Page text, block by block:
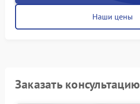
Наши цены
Заказать консультацию